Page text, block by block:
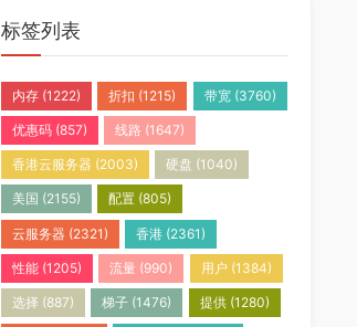
标签列表
内存 (1222) 折扣 (1215) 带宽(3760)
优惠码 (857) 线路 (1647)
香港云服务器 (2003) 硬盘 (1040)
美国 (2155) 配置 (805)
云服务器 (2321) 香港 (2361)
性能 (1205) 流量 (990) 用户 (1384)
选择 (887) 梯子 (1476) 提供(1280)